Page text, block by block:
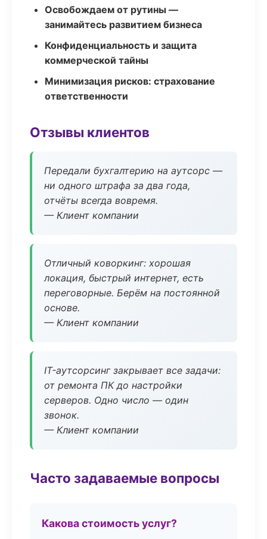
Освобождаем от рутины —
занимайтесь развитием бизнеса
Конфиденциальность и защита
коммерческой тайны
Минимизация рисков: страхование
ответственности
Отзывы клиентов
Передали бухгалтерию на аутсорс —
ни одного штрафа за два года,
отчёты всегда вовремя.
— Клиент компании
Отличный коворкинг: хорошая
локация, быстрый интернет, есть
переговорные. Берём на постоянной
основе.
— Клиент компании
IT-аутсорсинг закрывает все задачи:
от ремонта ПК до настройки
серверов. Одно число — один
звонок.
— Клиент компании
Часто задаваемые вопросы
Какова стоимость услуг?